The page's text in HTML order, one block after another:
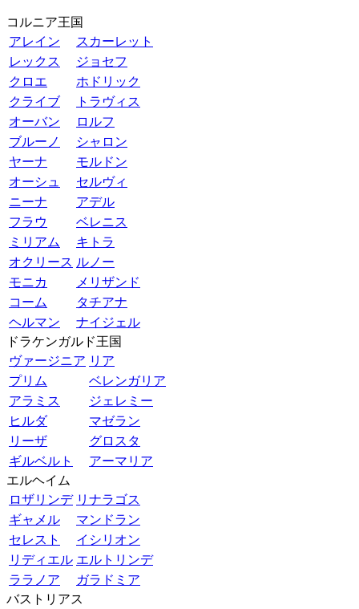
コルニア王国
アレイン
スカーレット
レックス
ジョセフ
クロエ
ホドリック
クライブ
トラヴィス
オーバン
ロルフ
ブルーノ
シャロン
ヤーナ
モルドン
オーシュ
セルヴィ
ニーナ
アデル
フラウ
ベレニス
ミリアム
キトラ
オクリース ルノー
モニカ
メリザンド
コーム
タチアナ
ヘルマン
ナイジェル
ドラケンガルド王国
ヴァージニア リア
プリム
ベレンガリア
アラミス
ジェレミー
ヒルダ
マゼラン
リーザ
グロスタ
ギルベルト
アーマリア
エルヘイム
ロザリンデ リナラゴス
ギャメル
マンドラン
セレスト
イシリオン
リディエル エルトリンデ
ララノア
ガラドミア
バストリアス